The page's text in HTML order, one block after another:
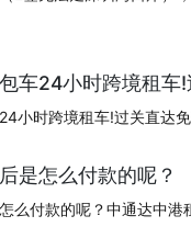
车24小时跨境租车!
小时跨境租车!过关直达
是怎么付款的呢？
么付款的呢？中通达中港